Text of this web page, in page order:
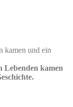
Lebenden kamen